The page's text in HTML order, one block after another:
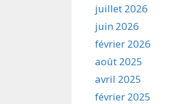
juillet 2026
juin 2026
février 2026
août 2025
avril 2025
février 2025